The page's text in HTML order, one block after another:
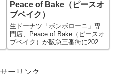
Peace of Bake（ピースオ
ブベイク）
生ドーナツ「ボンボローニ」専
門店、Peace of Bake（ピースオ
ブベイク）が阪急三番街に2022
年11月オープンしています。 場